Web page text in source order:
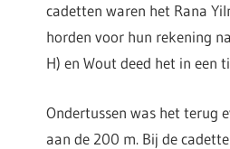
cadetten waren het Rana
horden voor hun rekening
H) en Wout deed het in een
Ondertussen was het terug
aan de 200 m. Bij de